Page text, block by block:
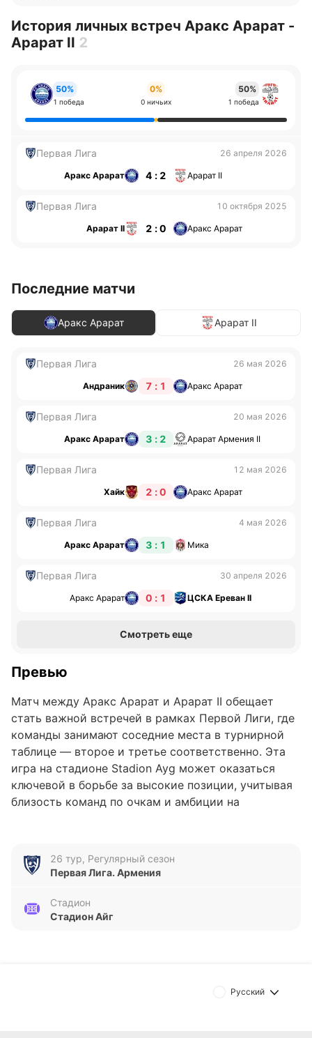
История личных встреч Аракс Арарат -
Арарат II 2
50%
1 победа
0%
0 ничьих
50%
1 победа
Первая Лига 26 апреля 2026
Аракс Арарат 4 : 2 Арарат II
Первая Лига 10 октября 2025
Арарат II 2 : 0 Аракс Арарат
Последние матчи
Аракс Арарат Арарат II
Первая Лига 26 мая 2026
Андраник 7 : 1 Аракс Арарат
Первая Лига 20 мая 2026
Аракс Арарат 3 : 2 Арарат Армения II
Первая Лига 12 мая 2026
Хайк 2 : 0 Аракс Арарат
Первая Лига 4 мая 2026
Аракс Арарат 3 : 1 Мика
Первая Лига 30 апреля 2026
Аракс Арарат 0 : 1 ЦСКА Ереван II
Смотреть еще
Превью
Матч между Аракс Арарат и Арарат II обещает
стать важной встречей в рамках Первой Лиги, где
команды занимают соседние места в турнирной
таблице — второе и третье соответственно. Эта
игра на стадионе Stadion Ayg может оказаться
ключевой в борьбе за высокие позиции, учитывая
близость команд по очкам и амбиции на
Аракс Арарат демонстрирует более стабильные
результаты в последних пяти матчах, с двумя
победами, двумя ничьими и одним поражением. За
менее уверенной форме — три поражения подряд,
26 тур, Регулярный сезон
Первая Лига. Армения
Стадион
Стадион Айг
Русский